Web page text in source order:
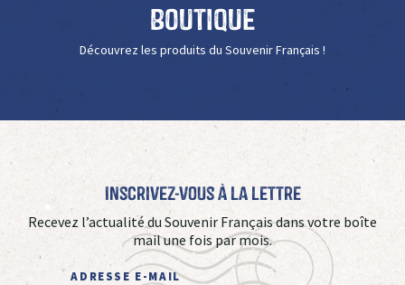
Boutique
Découvrez les produits du Souvenir Français !
Inscrivez-vous à La Lettre
Recevez l’actualité du Souvenir Français dans votre boîte
mail une fois par mois.
ADRESSE E-MAIL